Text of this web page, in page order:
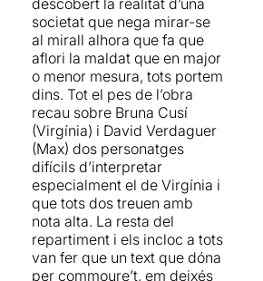
descobert la realitat d’una
societat que nega mirar-se
al mirall alhora que fa que
aflori la maldat que en major
o menor mesura, tots portem
dins. Tot el pes de l’obra
recau sobre Bruna Cusí
(Virgínia) i David Verdaguer
(Max) dos personatges
difícils d’interpretar
especialment el de Virgínia i
que tots dos treuen amb
nota alta. La resta del
repartiment i els incloc a tots
van fer que un text que dóna
per commoure’t, em deixés